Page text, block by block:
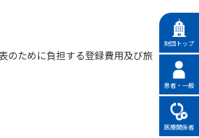
のために負担する登録費用及び旅
財団トップ
患者・一般
医療関係者